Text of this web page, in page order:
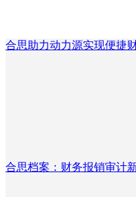
合思助力动力源实现便捷
合思档案：财务报销审计